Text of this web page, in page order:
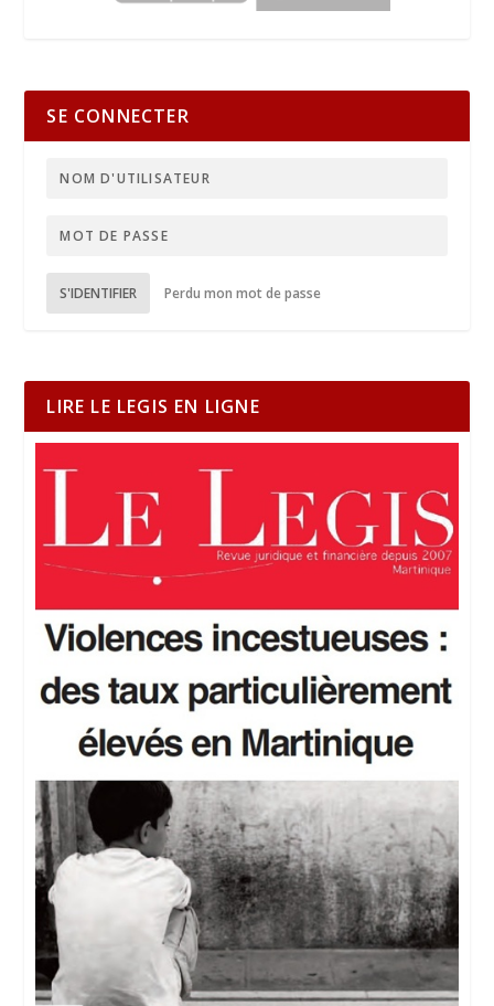
SE CONNECTER
S'IDENTIFIER Perdu mon mot de passe
LIRE LE LEGIS EN LIGNE